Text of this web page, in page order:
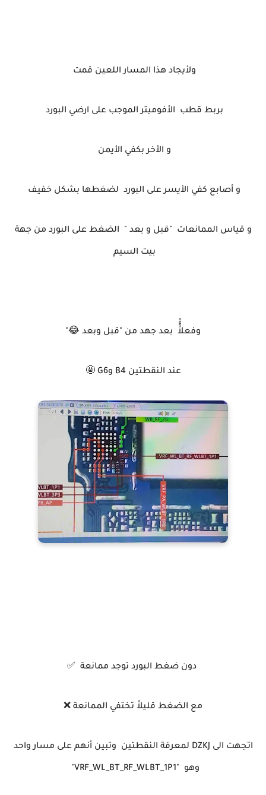
ولأيجاد هذا المسار اللعين قمت
بربط قطب الأفوميتر الموجب على ارضي البورد
و الأخر بكفي الأيمن
و أصابع كفي الأيسر على البورد لضغطها بشكل خفيف
و قياس الممانعات "قبل و بعد " الضغط على البورد من جهة
بيت السيم
وفعلاًًًً بعد جهد من "قبل وبعد 😂"
عند النقطتين B4 وG6 🤩
دون ضغط البورد توجد ممانعة ✅
مع الضغط قليلاً تختفي الممانعة ❌
اتجهت الى DZKJ لمعرفة النقطتين وتبين أنهم على مسار واحد
وهو "VRF_WL_BT_RF_WLBT_1P1"